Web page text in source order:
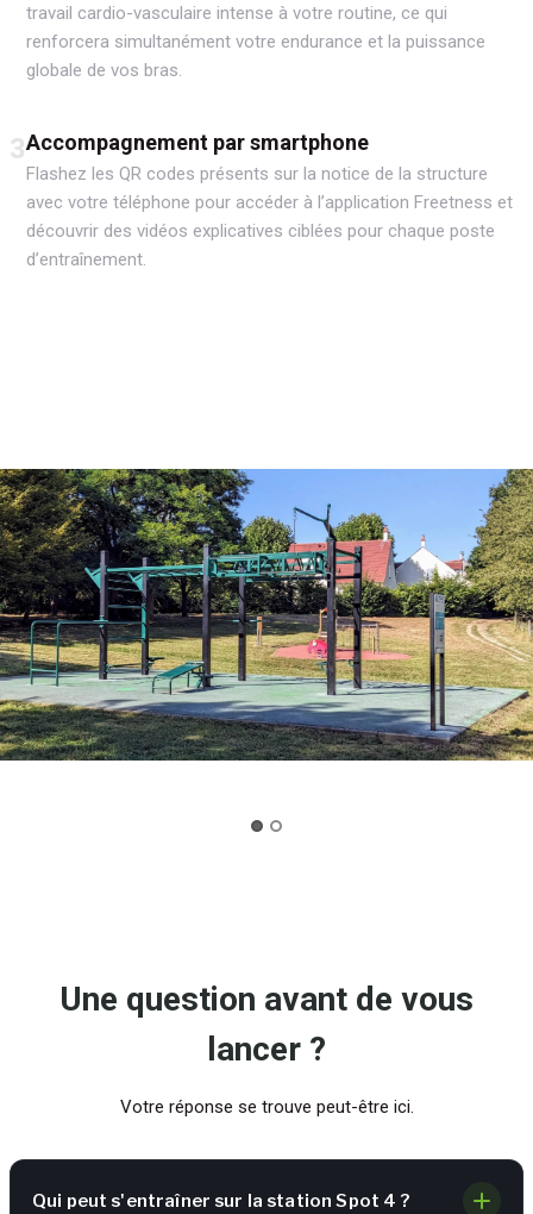
travail cardio-vasculaire intense à votre routine, ce qui
renforcera simultanément votre endurance et la puissance
globale de vos bras.
3Accompagnement par smartphone
Flashez les QR codes présents sur la notice de la structure
avec votre téléphone pour accéder à l’application Freetness et
découvrir des vidéos explicatives ciblées pour chaque poste
d’entraînement.
Une question avant de vous
lancer ?
Votre réponse se trouve peut-être ici.
Qui peut s'entraîner sur la station Spot 4 ?